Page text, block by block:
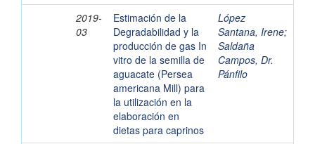
2019-
03
Estimación de la
Degradabilidad y la
producción de gas In
vitro de la semilla de
aguacate (Persea
americana Mill) para
la utilización en la
elaboración en
dietas para caprinos
López
Santana, Irene;
Saldaña
Campos, Dr.
Pánfilo